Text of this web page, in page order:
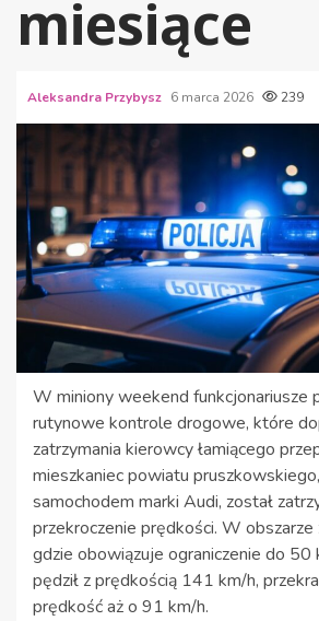
miesiące
Aleksandra Przybysz 6 marca 2026 239
W miniony weekend funkcjonariusze
rutynowe kontrole drogowe, które
zatrzymania kierowcy łamiącego
mieszkaniec powiatu
samochodem marki Audi, został
przekroczenie prędkości. W obszarze
gdzie obowiązuje ograniczenie do 50
pędził z prędkością 141 km/h,
prędkość aż o 91 km/h.